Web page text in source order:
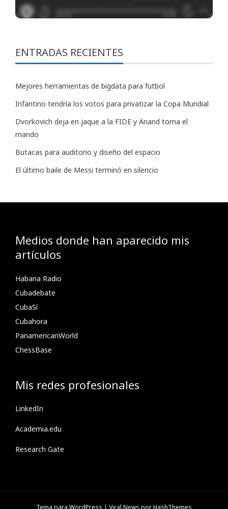
ENTRADAS RECIENTES
Mejores herramientas de bigdata para futbol
Infantino tendría los votos para privatizar la Copa Mundial
Dvorkovich deja en jaque a la FIDE y Anand toma el
mando
Butacas para auditorio y diseño del espacio
El último baile de Messi terminó en silencio
Medios donde han aparecido mis
artículos
Habana Radio
Cubadebate
CubaSí
Cubahora
PanamericanWorld
ChessBase
Mis redes profesionales
LinkedIn
Academia.edu
Research Gate